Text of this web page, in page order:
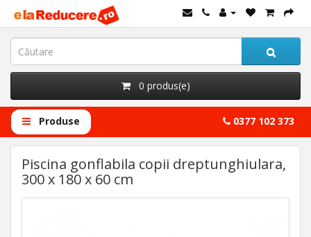
0 produs(e)
Produse 0377 102 373
Piscina gonflabila copii dreptunghiulara,
300 x 180 x 60 cm